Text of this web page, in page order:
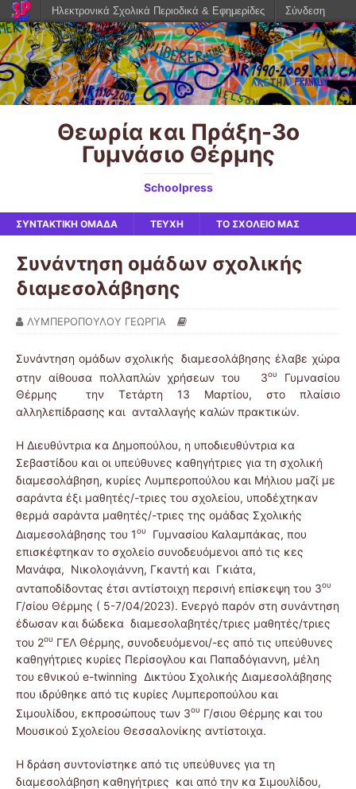
Θεωρία και Πράξη-3o
Γυμνάσιο Θέρμης
Schoolpress
ΣΥΝΤΑΚΤΙΚΗ ΟΜΑΔΑ ΤΕΥΧΗ ΤΟ ΣΧΟΛΕΙΟ ΜΑΣ
Συνάντηση ομάδων σχολικής
διαμεσολάβησης
ΛΥΜΠΕΡΟΠΟΥΛΟΥ ΓΕΩΡΓΙΑ
Συνάντηση ομάδων σχολικής διαμεσολάβησης έλαβε χώρα
στην αίθουσα πολλαπλών χρήσεων του 3ου
Γυμνασίου
Θέρμης την Τετάρτη 13 Μαρτίου, στο πλαίσιο
αλληλεπίδρασης και ανταλλαγής καλών πρακτικών.
Η Διευθύντρια κα Δημοπούλου, η υποδιευθύντρια κα
Σεβαστίδου και οι υπεύθυνες καθηγήτριες για τη σχολική
διαμεσολάβηση, κυρίες Λυμπεροπούλου και Μήλιου μαζί με
σαράντα έξι μαθητές/-τριες του σχολείου, υποδέχτηκαν
θερμά σαράντα μαθητές/-τριες της ομάδας Σχολικής
Διαμεσολάβησης του 1ου
Γυμνασίου Καλαμπάκας, που
επισκέφτηκαν το σχολείο συνοδευόμενοι από τις κες
Μανάφα, Νικολογιάννη, Γκαντή και Γκιάτα,
ανταποδίδοντας έτσι αντίστοιχη περσινή επίσκεψη του 3ου
Γ/σίου Θέρμης ( 5-7/04/2023). Ενεργό παρόν στη συνάντηση
έδωσαν και δώδεκα διαμεσολαβητές/τριες μαθητές/τριες
του 2ου ΓΕΛ Θέρμης, συνοδευόμενοι/-ες από τις υπεύθυνες
καθηγήτριες κυρίες Περίσογλου και Παπαδόγιαννη, μέλη
του εθνικού e-twinning Δικτύου Σχολικής Διαμεσολάβησης
που ιδρύθηκε από τις κυρίες Λυμπεροπούλου και
Σιμουλίδου, εκπροσώπους των 3ου Γ/σιου Θέρμης και του
Μουσικού Σχολείου Θεσσαλονίκης αντίστοιχα.
Η δράση συντονίστηκε από τις υπεύθυνες για τη
διαμεσολάβηση καθηγήτριες και από την κα Σιμουλίδου,
Ηλεκτρονικά Σχολικά Περιοδικά & Εφημερίδες Σύνδεση